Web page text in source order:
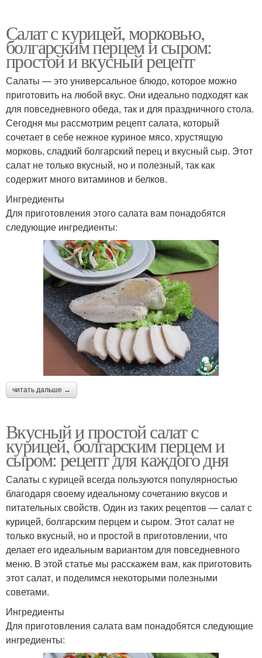
Салат с курицей, морковью,
болгарским перцем и сыром:
простой и вкусный рецепт
Салаты — это универсальное блюдо, которое можно
приготовить на любой вкус. Они идеально подходят как
для повседневного обеда, так и для праздничного стола.
Сегодня мы рассмотрим рецепт салата, который
сочетает в себе нежное куриное мясо, хрустящую
морковь, сладкий болгарский перец и вкусный сыр. Этот
салат не только вкусный, но и полезный, так как
содержит много витаминов и белков.
Ингредиенты
Для приготовления этого салата вам понадобятся
следующие ингредиенты:
читать дальше →
Вкусный и простой салат с
курицей, болгарским перцем и
сыром: рецепт для каждого дня
Салаты с курицей всегда пользуются популярностью
благодаря своему идеальному сочетанию вкусов и
питательных свойств. Один из таких рецептов — салат с
курицей, болгарским перцем и сыром. Этот салат не
только вкусный, но и простой в приготовлении, что
делает его идеальным вариантом для повседневного
меню. В этой статье мы расскажем вам, как приготовить
этот салат, и поделимся некоторыми полезными
советами.
Ингредиенты
Для приготовления салата вам понадобятся следующие
ингредиенты: